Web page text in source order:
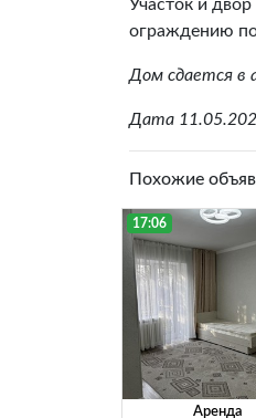
Участок и
ограждению
Дом сдается в
Дата
Похожие
17:06
Аренда